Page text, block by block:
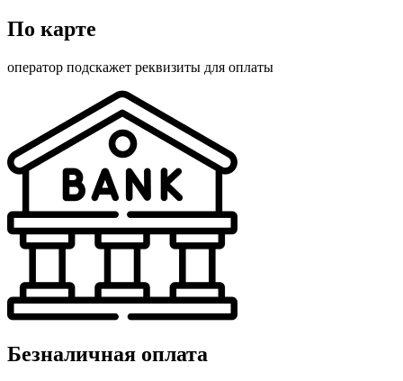
По карте
оператор подскажет реквизиты для оплаты
Безналичная оплата